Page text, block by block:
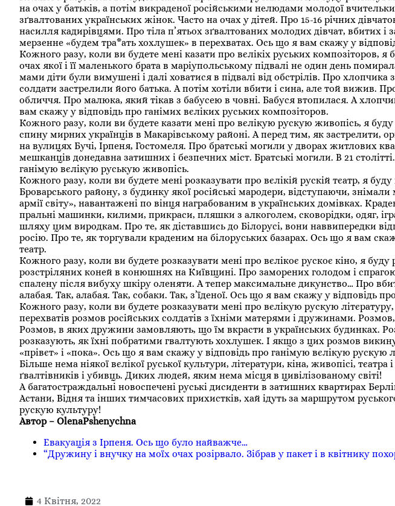
на очах у батьків, а потім викраденої російськими нелюдами молодої
зґвалтованих українських жінок. Часто на очах у дітей. Про 15-16 річних
насилля кадирівцями. Про тіла п’ятьох зґвалтованих молодих дівчат, вбитих
мерзенне «будем тра*ать хохлушек» в перехватах. Ось що я вам скажу у
Кожного разу, коли ви будете мені казати про вєлікіх руських композіторов, я
очах якої і її маленького брата в маріупольському підвалі не один день
мами діти були вимушені і далі ховатися в підвалі від обстрілів. Про хлопчика
солдати застрелили його батька. А потім хотіли вбити і сина, але той вижив.
обличчя. Про малюка, який тікав з бабусею в човні. Бабуся втопилася. А
вам скажу у відповідь про ганімих вєліких руських композіторов.
Кожного разу, коли ви будете казати мені про вєлікую рускую живопісь, я
спину мирних українців в Макарівському районі. А перед тим, як застрелити,
на вулицях Бучі, Ірпеня, Гостомеля. Про братські могили у дворах житлових
мешканців донедавна затишних і безпечних міст. Братські могили. В 21
ганімую вєлікую руськую живопісь.
Кожного разу, коли ви будете мені розказувати про вєлікій рускій тєатр, я
Броварського району, з будинку якої російські мародери, відступаючи,
армії світу», навантажені по вінця награбованим в українських домівках.
пральні машинки, килими, прикраси, пляшки з алкоголем, сковорідки, одяг,
шляху цим виродкам. Про те, як діставшись до Білорусі, вони наввипередки
росію. Про те, як торгували краденим на білоруських базарах. Ось що я вам
театр.
Кожного разу, коли ви будете розказувати мені про вєлікоє рускоє кіно, я
розстріляних коней в конюшнях на Київщині. Про заморених голодом і
спалену після вибуху шкіру оленяти. А тепер максимальне дикунство… Про
алабая. Так, алабая. Так, собаки. Так, з’їденої. Ось що я вам скажу у відповідь
Кожного разу, коли ви будете розказувати мені про вєлікую рускую
перехватів розмов російських солдатів з їхніми матерями і дружинами.
Розмов, в яких дружини замовляють, що їм вкрасти в українських будинках.
розказують, як їхні побратими гвалтують хохлушек. І якщо з цих розмов
«прівєт» і «пока». Ось що я вам скажу у відповідь про ганімую вєлікую рускую
Більше нема ніякої вєлікої руської культури, літератури, кіна, живопісі, тєатра
ґвалтівників і убивць. Диких людей, яким нема місця в цивілізованому світі!
А багатостраждальні новоспечені руські дисиденти в затишних квартирах
Астани, Відня та інших тимчасових прихистків, хай ідуть за маршрутом
рускую культуру!
Автор – OlenaPshenychna
Евакуація з Ірпеня. Ось що було найважче…
“Дружину і внучку на моїх очах розірвало. Зібрав у пакет і в квітнику
4 Квітня, 2022